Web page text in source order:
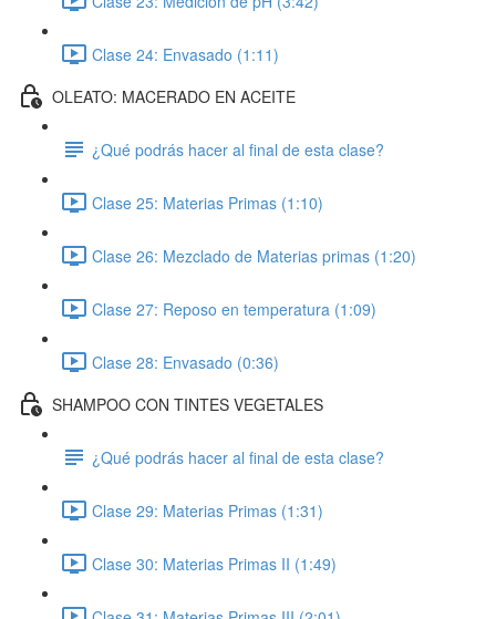
Clase 24: Envasado (1:11)
OLEATO: MACERADO EN ACEITE
¿Qué podrás hacer al final de esta clase?
Clase 25: Materias Primas (1:10)
Clase 26: Mezclado de Materias primas (1:20)
Clase 27: Reposo en temperatura (1:09)
Clase 28: Envasado (0:36)
SHAMPOO CON TINTES VEGETALES
¿Qué podrás hacer al final de esta clase?
Clase 29: Materias Primas (1:31)
Clase 30: Materias Primas II (1:49)